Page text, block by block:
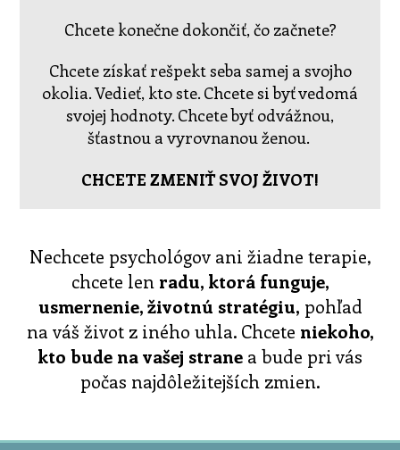
Chcete konečne dokončiť, čo začnete?
Chcete získať rešpekt seba samej a svojho
okolia. Vedieť, kto ste. Chcete si byť vedomá
svojej hodnoty. Chcete byť odvážnou,
šťastnou a vyrovnanou ženou.
CHCETE ZMENIŤ SVOJ ŽIVOT!
Nechcete psychológov ani žiadne terapie,
chcete len radu, ktorá funguje,
usmernenie, životnú stratégiu, pohľad
na váš život z iného uhla. Chcete niekoho,
kto bude na vašej strane a bude pri vás
počas najdôležitejších zmien.